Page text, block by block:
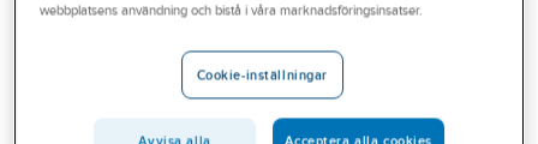
Branscher
Glider Nautic,
Gustavsberg
GBG GLIDER G1/G2
webbplatsens användning och bistå i våra marknadsföringsinsatser.
Cookie-inställningar